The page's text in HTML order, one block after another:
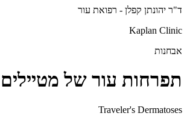
ד"ר יהונתן קפלן - רפואת עור
Kaplan Clinic
אבחנות
תפרחות עור של מטיילים
Traveler's Dermatoses